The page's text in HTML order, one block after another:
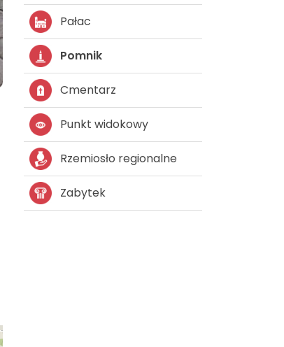
Pałac
Pomnik
Cmentarz
Punkt widokowy
Rzemiosło regionalne
Zabytek